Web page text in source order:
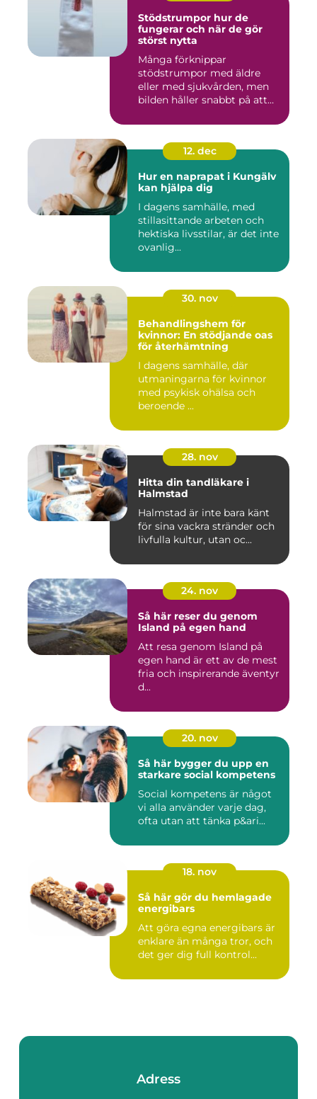
Stödstrumpor hur de
fungerar och när de gör
störst nytta
Många förknippar
stödstrumpor med äldre
eller med sjukvården, men
bilden håller snabbt på att
12. dec
Hur en naprapat i Kungälv
kan hjälpa dig
I dagens samhälle, med
stillasittande arbeten och
hektiska livsstilar, är det inte
ovanlig...
30. nov
Behandlingshem för
kvinnor: En stödjande oas
för återhämtning
I dagens samhälle, där
utmaningarna för kvinnor
med psykisk ohälsa och
beroende ...
28. nov
Hitta din tandläkare i
Halmstad
Halmstad är inte bara känt
för sina vackra stränder och
livfulla kultur, utan oc...
24. nov
Så här reser du genom
Island på egen hand
Att resa genom Island på
egen hand är ett av de mest
fria och inspirerande äventyr
d...
20. nov
Så här bygger du upp en
starkare social kompetens
Social kompetens är något
vi alla använder varje dag,
ofta utan att tänka p&ari...
18. nov
Så här gör du hemlagade
energibars
Att göra egna energibars är
enklare än många tror, och
det ger dig full kontrol...
Adress